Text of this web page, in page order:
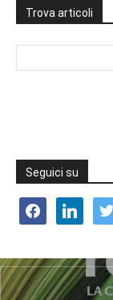
Trova articoli
Seguici su
facebooklinkedin